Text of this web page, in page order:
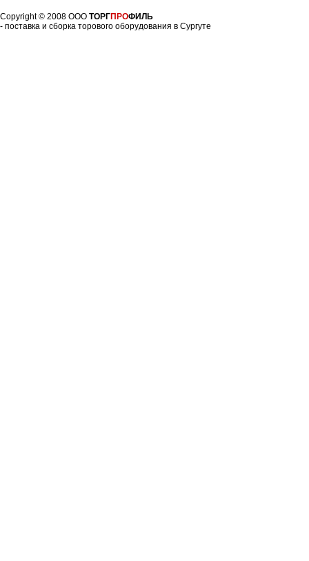
Copyright © 2008 ООО ТОРГПРОФИЛЬ
- поставка и сборка торового оборудования в Сургуте